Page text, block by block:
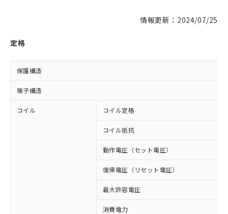
情報更新：2024/07/25
定格
保護構造
端子構造
コイル コイル定格
コイル抵抗
動作電圧（セット電圧）
復帰電圧（リセット電圧）
最大許容電圧
消費電力